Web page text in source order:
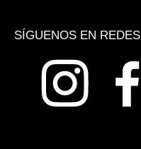
SÍGUENOS EN REDES